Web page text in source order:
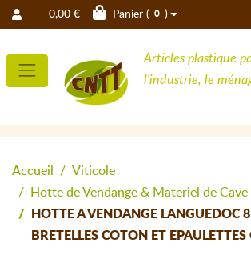
0,00 € Panier ( 0 )
Articles plastique
l'industrie, le
Accueil
Viticole
Hotte de Vendange & Materiel de Cave
HOTTE A VENDANGE LANGUEDOC
BRETELLES COTON ET EPAULETTES